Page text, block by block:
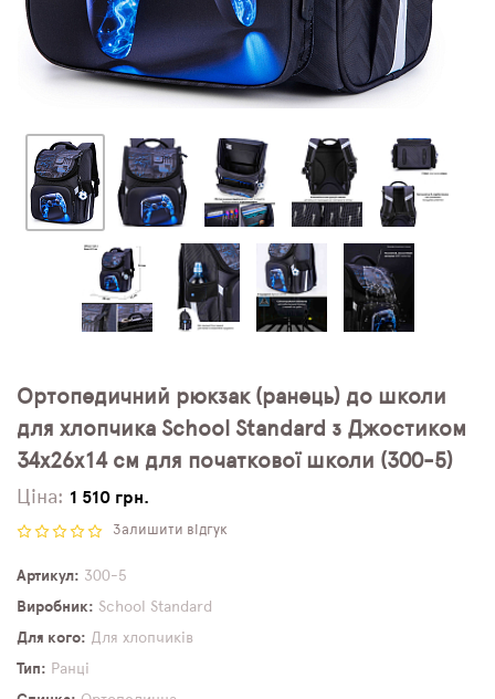
Ортопедичний рюкзак (ранець) до школи
для хлопчика School Standard з Джостиком
34х26х14 см для початкової школи (300-5)
Ціна: 1 510 грн.
Залишити відгук
Артикул
300-5
Виробник
School Standard
Для кого
Для хлопчиків
Тип
Ранці